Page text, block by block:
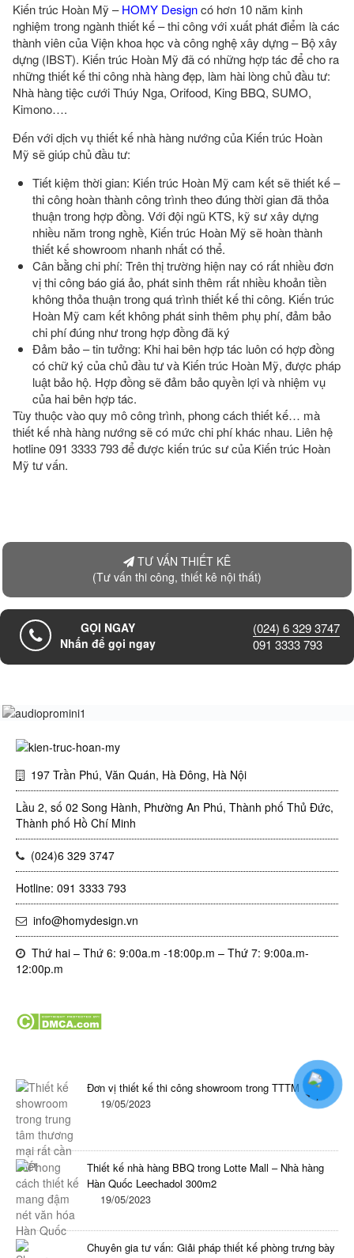
Kiến trúc Hoàn Mỹ –HOMY Designcó hơn 10 năm kinh
nghiệm trong ngành thiết kế – thi công với xuất phát điểm là các
thành viên của Viện khoa học và công nghệ xây dựng – Bộ xây
dựng (IBST). Kiến trúc Hoàn Mỹ đã có những hợp tác để cho ra
những thiết kế thi công nhà hàng đẹp, làm hài lòng chủ đầu tư:
Nhà hàng tiệc cưới Thúy Nga, Orifood, King BBQ, SUMO,
Kimono….
Đến với dịch vụ thiết kế nhà hàng nướng của Kiến trúc Hoàn
Mỹ sẽ giúp chủ đầu tư:
Tiết kiệm thời gian: Kiến trúc Hoàn Mỹ cam kết sẽ thiết kế –
thi công hoàn thành công trình theo đúng thời gian đã thỏa
thuận trong hợp đồng. Với đội ngũ KTS, kỹ sư xây dựng
nhiều năm trong nghề, Kiến trúc Hoàn Mỹ sẽ hoàn thành
thiết kế showroom nhanh nhất có thể.
Cân bằng chi phí: Trên thị trường hiện nay có rất nhiều đơn
vị thi công báo giá ảo, phát sinh thêm rất nhiều khoản tiền
không thỏa thuận trong quá trình thiết kế thi công. Kiến trúc
Hoàn Mỹ cam kết không phát sinh thêm phụ phí, đảm bảo
chi phí đúng như trong hợp đồng đã ký
Đảm bảo – tin tưởng: Khi hai bên hợp tác luôn có hợp đồng
có chữ ký của chủ đầu tư và Kiến trúc Hoàn Mỹ, được pháp
luật bảo hộ. Hợp đồng sẽ đảm bảo quyền lợi và nhiệm vụ
của hai bên hợp tác.
Tùy thuộc vào quy mô công trình, phong cách thiết kế… mà
thiết kế nhà hàng nướng sẽ có mức chi phí khác nhau. Liên hệ
hotline 091 3333 793 để được kiến trúc sư của Kiến trúc Hoàn
Mỹ tư vấn.
TƯ VẤN THIẾT KÊ
(Tư vấn thi công, thiết kê nội thất)
GỌI NGAY
Nhấn để gọi ngay
(024) 6 329 3747
091 3333 793
197 Trần Phú, Văn Quán, Hà Đông, Hà Nội
Lầu 2, số 02 Song Hành, Phường An Phú, Thành phố Thủ Đức,
Thành phố Hồ Chí Minh
(024)6 329 3747
Hotline: 091 3333 793
info@homydesign.vn
Thứ hai – Thứ 6: 9:00a.m -18:00p.m – Thứ 7: 9:00a.m-
12:00p.m
Đơn vị thiết kế thi công showroom trong TTTM
19/05/2023
Thiết kế nhà hàng BBQ trong Lotte Mall – Nhà hàng
Hàn Quốc Leechadol 300m2
19/05/2023
Chuyên gia tư vấn: Giải pháp thiết kế phòng trưng bày